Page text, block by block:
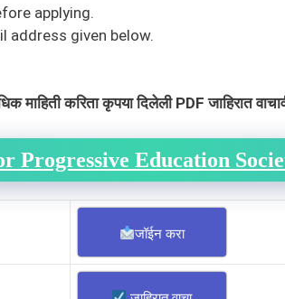
applying.
address given below.
माहिती करिता कृपया दिलेली PDF जाहिरात
Progressive Education
जॉईन करा